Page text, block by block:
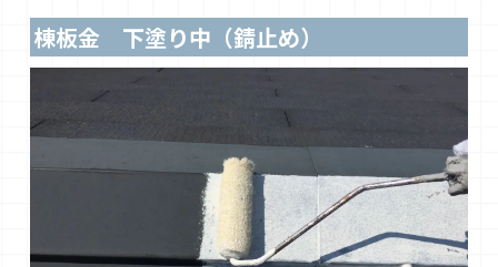
棟板金 下塗り中（錆止め）